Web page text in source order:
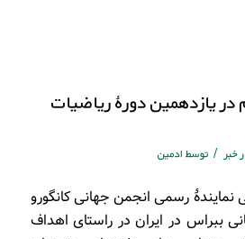
یازدهمین دورۀ رياضيات
خبر / توسط ادمین
رسمی انجمن جهانی کانگورو
ببراس در ایران در راستای اهداف